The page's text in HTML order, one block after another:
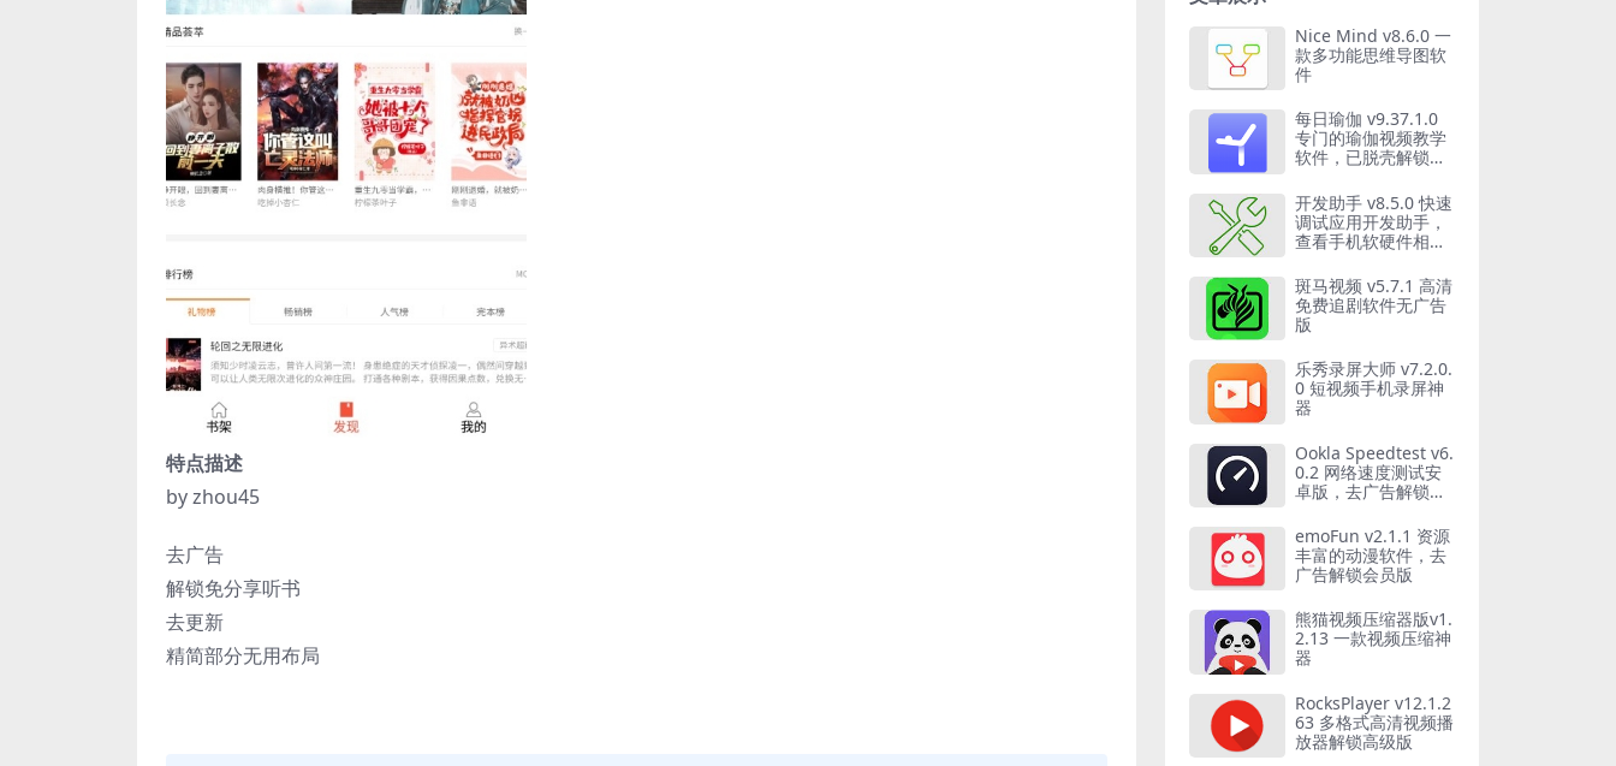
特点描述
by zhou45
去广告
解锁免分享听书
去更新
精简部分无用布局
Nice Mind v8.6.0 一
款多功能思维导图软
件
每日瑜伽 v9.37.1.0
专门的瑜伽视频教学
软件，已脱壳解锁高
开发助手 v8.5.0 快速
调试应用开发助手，
查看手机软硬件相关
斑马视频 v5.7.1 高清
免费追剧软件无广告
版
乐秀录屏大师 v7.2.0.
0 短视频手机录屏神
器
Ookla Speedtest v6.
0.2 网络速度测试安
卓版，去广告解锁专
emoFun v2.1.1 资源
丰富的动漫软件，去
广告解锁会员版
熊猫视频压缩器版v1.
2.13 一款视频压缩神
器
RocksPlayer v12.1.2
63 多格式高清视频播
放器解锁高级版